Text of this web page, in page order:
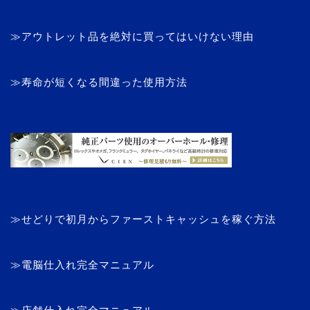
≫アウトレット品を絶対に買ってはいけない理由
≫寿命が短くなる間違った使用方法
≫せどりで初月からファーストキャッシュを稼ぐ方法
≫電脳仕入れ完全マニュアル